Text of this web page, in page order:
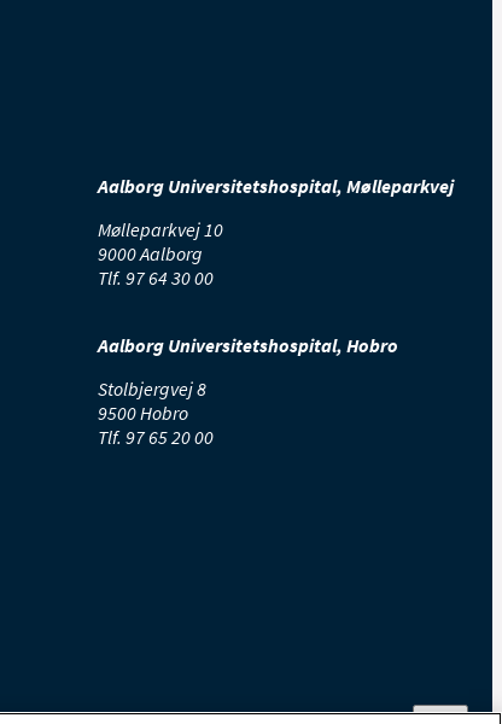
Aalborg Universitetshospital, Mølleparkvej
Mølleparkvej 10
9000 Aalborg
Tlf. 97 64 30 00
Aalborg Universitetshospital, Hobro
Stolbjergvej 8
9500 Hobro
Tlf. 97 65 20 00